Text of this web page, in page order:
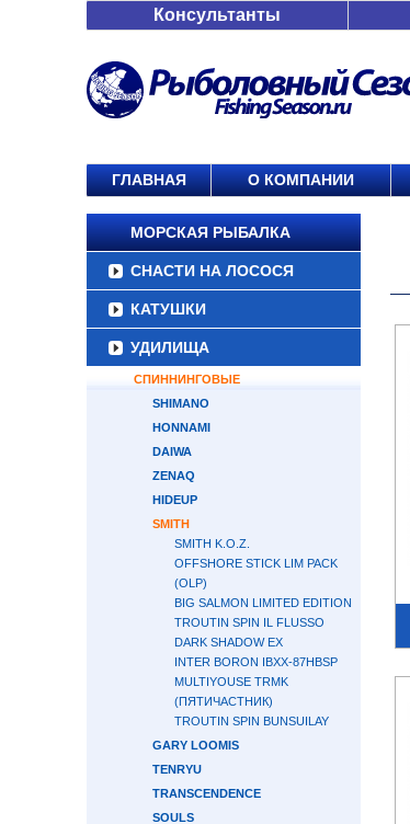
Консультанты
ГЛАВНАЯ О КОМПАНИИ
МОРСКАЯ РЫБАЛКА
СНАСТИ НА ЛОСОСЯ
КАТУШКИ
УДИЛИЩА
СПИННИНГОВЫЕ
SHIMANO
HONNAMI
DAIWA
ZENAQ
HIDEUP
SMITH
SMITH K.O.Z.
OFFSHORE STICK LIM PACK
(OLP)
BIG SALMON LIMITED EDITION
TROUTIN SPIN IL FLUSSO
DARK SHADOW EX
INTER BORON IBXX-87HBSP
MULTIYOUSE TRMK
(ПЯТИЧАСТНИК)
TROUTIN SPIN BUNSUILAY
GARY LOOMIS
TENRYU
TRANSCENDENCE
SOULS